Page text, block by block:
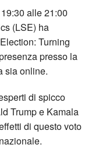
alle 21:00
(LSE) ha
Turning
presso la
sia online.
di spicco
Trump e Kamala
di questo voto